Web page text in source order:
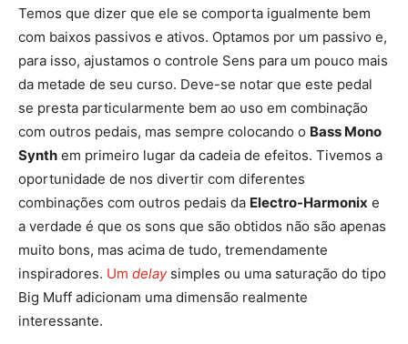
Temos que dizer que ele se comporta igualmente bem
com baixos passivos e ativos. Optamos por um passivo e,
para isso, ajustamos o controle Sens para um pouco mais
da metade de seu curso. Deve-se notar que este pedal
se presta particularmente bem ao uso em combinação
com outros pedais, mas sempre colocando o Bass Mono
Synth em primeiro lugar da cadeia de efeitos. Tivemos a
oportunidade de nos divertir com diferentes
combinações com outros pedais da Electro-Harmonix e
a verdade é que os sons que são obtidos não são apenas
muito bons, mas acima de tudo, tremendamente
inspiradores. Um delay simples ou uma saturação do tipo
Big Muff adicionam uma dimensão realmente
interessante.